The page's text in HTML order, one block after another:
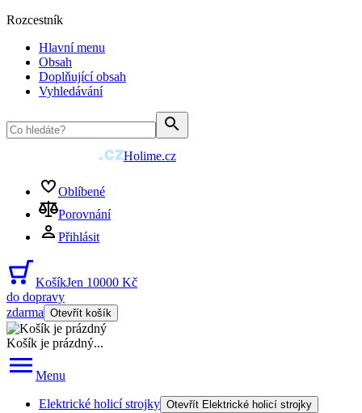
Rozcestník
Hlavní menu
Obsah
Doplňující obsah
Vyhledávání
Holime.cz
Oblíbené
Porovnání
Přihlásit
KošíkJen 10000 Kč
do dopravy
zdarma Otevřít košík
Košík je prázdný...
Menu
Elektrické holicí strojky Otevřít Elektrické holicí strojky